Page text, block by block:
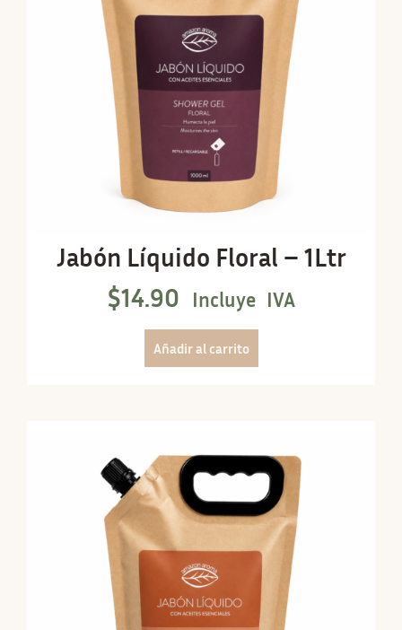
Jabón Líquido Floral – 1Ltr
$14.90 Incluye IVA
Añadir al carrito